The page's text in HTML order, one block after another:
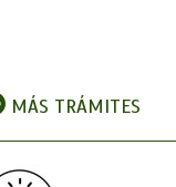
MÁS TRÁMITES